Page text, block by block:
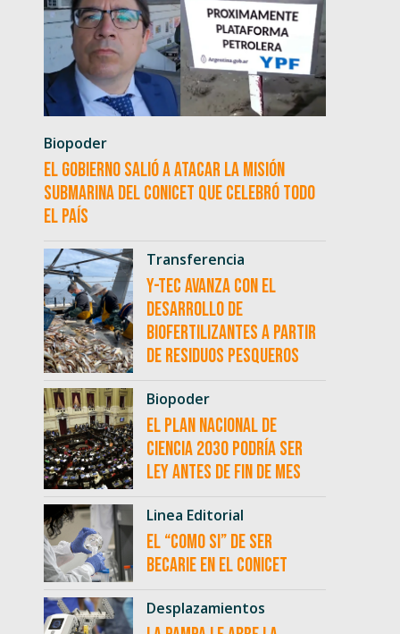
Biopoder
El Gobierno salió a atacar la misión
submarina del CONICET que celebró todo
el país
Transferencia
Y-TEC avanza con el
desarrollo de
biofertilizantes a partir
de residuos pesqueros
Biopoder
El Plan Nacional de
Ciencia 2030 podría ser
ley antes de fin de mes
Linea Editorial
El “como si” de ser
becarie en el CONICET
Desplazamientos